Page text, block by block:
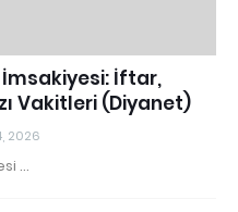
İftar,
Vakitleri (Diyanet)
2026
…